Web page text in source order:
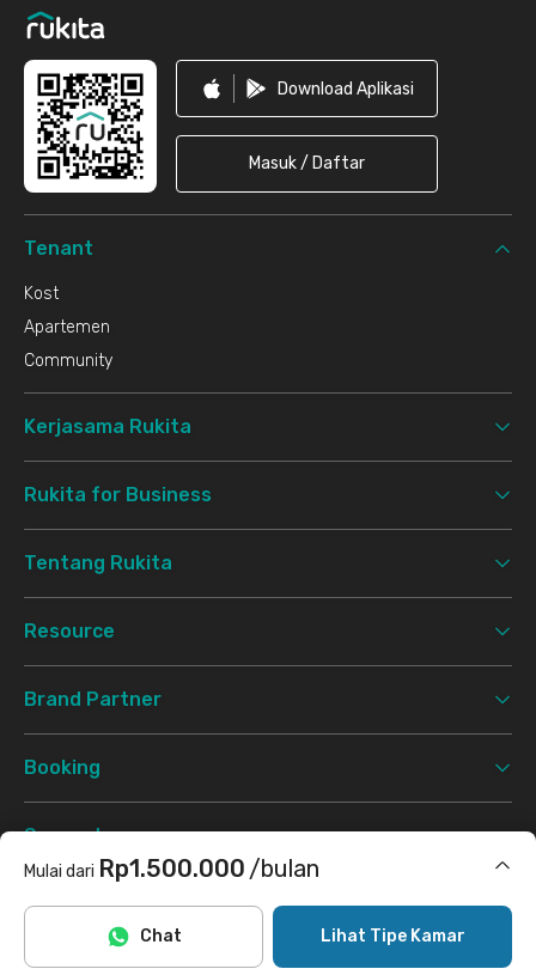
Mulai dari Rp1.500.000 /bulan
Termasuk cleaning
Tidak termasuk internet/wifi
Lihat Tipe Kamar
Chat
Download Aplikasi
Masuk / Daftar
Tenant
Kost
Apartemen
Community
Kerjasama Rukita
Rukita for Business
Tentang Rukita
Resource
Brand Partner
Booking
Support
Syarat & Ketentuan Kebijakan Privasi
InstagramTwitter TikTok